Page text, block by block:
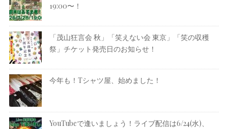
19:00〜！
「茂山狂言会 秋」「笑えない会 東京」「笑の収穫
祭」チケット発売日のお知らせ！
今年も！Tシャツ屋、始めました！
YouTubeで逢いましょう！ライブ配信は6/24(水)、